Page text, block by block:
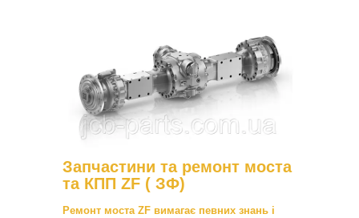
Запчастини та ремонт моста
та КПП ZF ( ЗФ)
Ремонт моста ZF вимагає певних знань і